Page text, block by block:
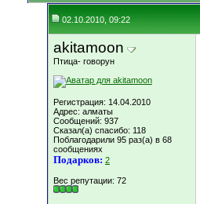
02.10.2010, 09:22
akitamoon
Птица- говорун
Регистрация: 14.04.2010
Адрес: алматы
Сообщений: 937
Сказал(а) спасибо: 118
Поблагодарили 95 раз(а) в 68
сообщениях
Подарков: 2
Вес репутации: 72